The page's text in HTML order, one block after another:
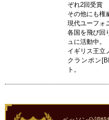
ぞれ2回受賞
その他にも権
現代ユーフォ
各国を飛び回
ュに活動中。
イギリス王立
クランポン
ト。